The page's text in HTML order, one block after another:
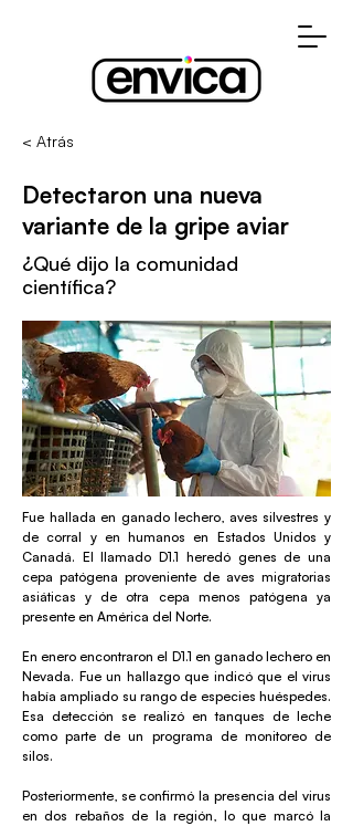
< Atrás
Detectaron una nueva
variante de la gripe aviar
¿Qué dijo la comunidad
científica?
Fue hallada en ganado lechero, aves silvestres y
de corral y en humanos en Estados Unidos y
Canadá. El llamado D1.1 heredó genes de una
cepa patógena proveniente de aves migratorias
asiáticas y de otra cepa menos patógena ya
presente en América del Norte.
En enero encontraron el D1.1 en ganado lechero en
Nevada. Fue un hallazgo que indicó que el virus
había ampliado su rango de especies huéspedes.
Esa detección se realizó en tanques de leche
como parte de un programa de monitoreo de
silos.
Posteriormente, se confirmó la presencia del virus
en dos rebaños de la región, lo que marcó la